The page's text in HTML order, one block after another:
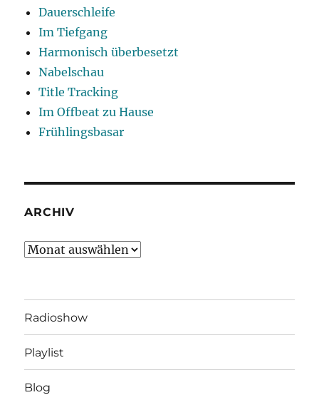
Dauerschleife
Im Tiefgang
Harmonisch überbesetzt
Nabelschau
Title Tracking
Im Offbeat zu Hause
Frühlingsbasar
ARCHIV
Archiv
Radioshow
Playlist
Blog